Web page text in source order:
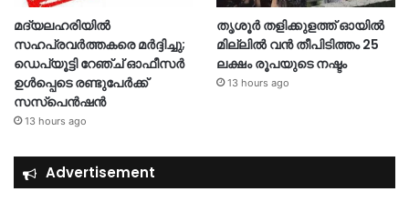
മദ്യലഹരിയിൽ
സഹപ്രവർത്തകരെ മർദ്ദിച്ചു;
ഡെപ്യൂട്ടി റേഞ്ച് ഓഫീസർ
ഉൾപ്പെടെ രണ്ടുപേർക്ക്
സസ്‌പെൻഷൻ
13 hours ago
തൃശൂര്‍ തളിക്കുളത്ത് ഓയില്‍
മില്ലില്‍ വൻ തീപിടിത്തം 25
ലക്ഷം രൂപയുടെ നഷ്ടം
13 hours ago
Advertisement